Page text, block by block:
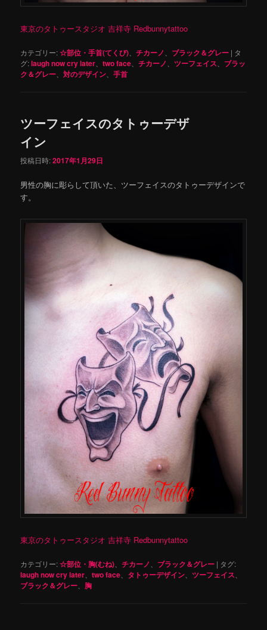
東京のタトゥースタジオ 吉祥寺 Redbunnytattoo
カテゴリー:☆部位・手首(てくび) 、チカーノ ブラック＆グレー | タ
グ:laugh now cry later 、two face 、チカーノ 、ツーフェイス
ブラッ
ク＆グレー 、対のデザイン 、手首
ツーフェイスのタトゥーデザ
イン
投稿日時:2017年1月29日
男性の胸に彫らして頂いた、ツーフェイスのタトゥーデザインで
す。
東京のタトゥースタジオ 吉祥寺 Redbunnytattoo
カテゴリー:☆部位・胸(むね) 、チカーノ ブラック＆グレー | タグ:
laugh now cry later 、two face タトゥーデザイン 、ツーフェイス
ブラック＆グレー 胸